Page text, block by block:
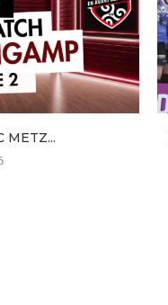
METZ...